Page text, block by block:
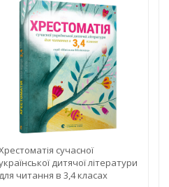
сучасної
дитячої літератури
для читання в 3,4 класах